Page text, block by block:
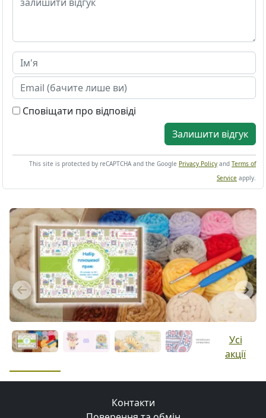
Сповіщати про відповіді
Залишити відгук
This site is protected by reCAPTCHA and the Google Privacy Policy and Terms of
Service apply.
Previous Next
Усі
акції
Контакти